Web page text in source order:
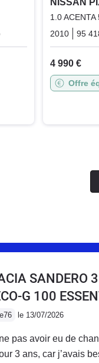
NISSAN
1.0 ACENTA
2010
95
4 990 €
Offre
SANDERO 3
G 100
le 13/07/2026
pas avoir eu de
3 ans, car j’avais